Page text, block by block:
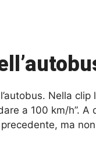
Nella
a 100 km/h”.
ma